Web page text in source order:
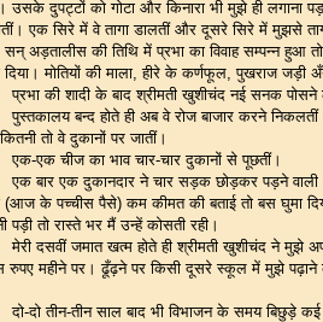
उसके दुपट्टों को गोटा और किनारा भी मुझे ही लगाना
एक सिरे में वे तागा डालतीं और दूसरे सिरे में मुझसे
सन् अड़तालीस की तिथि में प्रभा का विवाह सम्पन्न हुआ
दिया। मोतियों की माला, हीरे के कर्णफूल, पुखराज जड़ी
प्रभा की शादी के बाद श्रीमती खुशीचंद नई सनक
पुस्तकालय बन्द होते ही अब वे रोज बाजार करने
तो वे दुकानों पर जातीं।
एक-एक चीज का भाव चार-चार दुकानों से पूछतीं।
एक बार एक दुकानदार ने चार सड़क छोड़कर पड़ने वाली
के पच्चीस पैसे) कम कीमत की बताई तो बस घुमा
पड़ी तो रास्ते भर मैं उन्हें कोसती रही।
मेरी दसवीं जमात खत्म होते ही श्रीमती खुशीचंद ने मुझे
रुपए महीने पर। ढूँढ़ने पर किसी दूसरे स्कूल में मुझे पढ़ाने
दो-दो तीन-तीन साल बाद भी विभाजन के समय बिछुड़े